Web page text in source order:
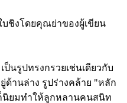
ชิงโดยคุณย่าของผู้เขียน
นรูปทรงกรวยเช่นเดียวกับ
านล่าง รูปร่างคล้าย "หลัก
ยมทำให้ลูกหลานคนสนิท